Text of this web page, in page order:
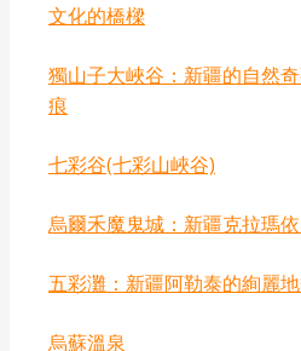
文化的橋樑
獨山子大峽谷：新疆的自然
痕
七彩谷‌(七彩山峽谷‌)
烏爾禾魔鬼城：新疆克拉瑪
五彩灘：新疆阿勒泰的絢麗
‌烏蘇溫泉